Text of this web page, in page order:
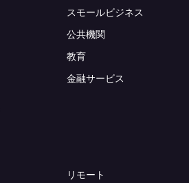
スモールビジネス
公共機関
教育
金融サービス
リモート